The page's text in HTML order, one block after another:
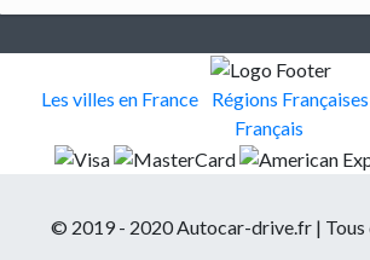
Les villes en France Régions Françaises
Français
© 2019 - 2020 Autocar-drive.fr | Tous